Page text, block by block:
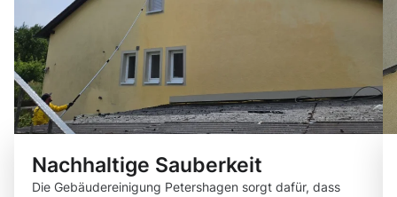
Nachhaltige Sauberkeit
Die Gebäudereinigung Petershagen sorgt dafür, dass